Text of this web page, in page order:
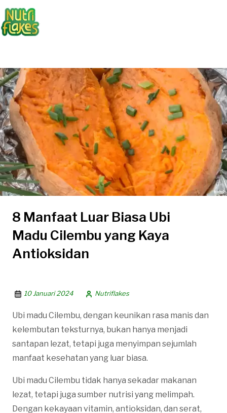
8 Manfaat Luar Biasa Ubi
Madu Cilembu yang Kaya
Antioksidan
10 Januari 2024 Nutriflakes
Ubi madu Cilembu, dengan keunikan rasa manis dan
kelembutan teksturnya, bukan hanya menjadi
santapan lezat, tetapi juga menyimpan sejumlah
manfaat kesehatan yang luar biasa.
Ubi madu Cilembu tidak hanya sekadar makanan
lezat, tetapi juga sumber nutrisi yang melimpah.
Dengan kekayaan vitamin, antioksidan, dan serat,